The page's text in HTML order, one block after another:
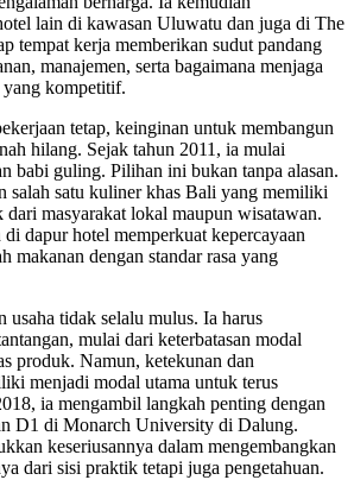
lain di kawasan Uluwatu dan juga di The
tempat kerja memberikan sudut pandang
manajemen, serta bagaimana menjaga
kompetitif.
tetap, keinginan untuk membangun
hilang. Sejak tahun 2011, ia mulai
babi guling. Pilihan ini bukan tanpa alasan.
salah satu kuliner khas Bali yang memiliki
masyarakat lokal maupun wisatawan.
dapur hotel memperkuat kepercayaan
makanan dengan standar rasa yang
usaha tidak selalu mulus. Ia harus
mulai dari keterbatasan modal
produk. Namun, ketekunan dan
menjadi modal utama untuk terus
ia mengambil langkah penting dengan
D1 di Monarch University di Dalung.
keseriusannya dalam mengembangkan
dari sisi praktik tetapi juga pengetahuan.